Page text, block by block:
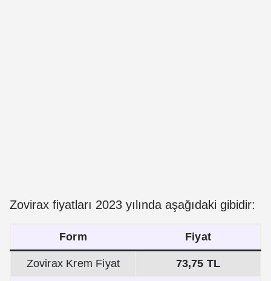
Zovirax fiyatları 2023 yılında aşağıdaki gibidir:
Form Fiyat
Zovirax Krem Fiyat 73,75 TL